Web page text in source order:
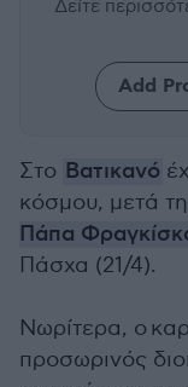
Δείτε
Add
Στο Βατικανό
κόσμου, μετά
Πάπα
Πάσχα (21/4).
Νωρίτερα, ο
προσωρινός